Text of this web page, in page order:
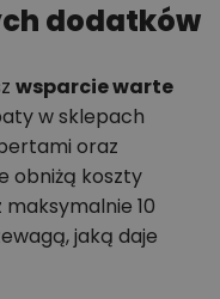
dodatków
wsparcie warte
w sklepach
oraz
obniżą koszty
10
jaką daje